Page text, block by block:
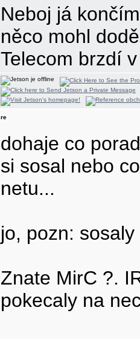
Neboj já
něco mohl
Telecom brzdí
re
dohaje co
si sosal nebo
netu...
jo, pozn:
Znate MirC ?.
pokecaly na